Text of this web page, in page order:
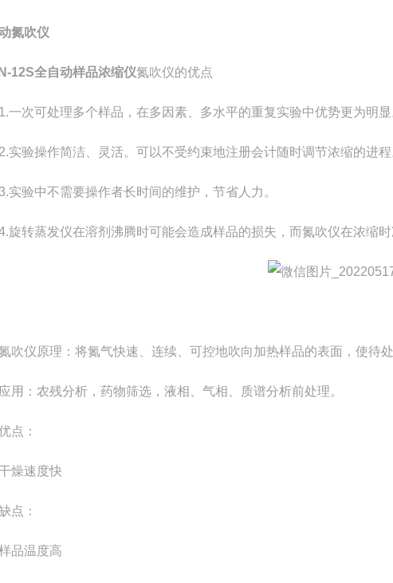
氮吹仪
12S全自动样品浓缩仪氮吹仪的优点
次可处理多个样品，在多因素、多水平的重复实验中优势更为明显
验操作简洁、灵活。可以不受约束地注册会计随时调节浓缩的进程
验中不需要操作者长时间的维护，节省人力。
转蒸发仪在溶剂沸腾时可能会造成样品的损失，而氮吹仪在浓缩时
仪原理：将氮气快速、连续、可控地吹向加热样品的表面，使待处
：农残分析，药物筛选，液相、气相、质谱分析前处理。
：
速度快
：
温度高